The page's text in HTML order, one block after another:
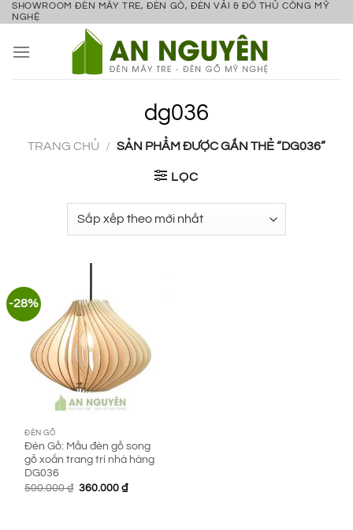
Bỏ
nội
SHOWROOM ĐÈN MÂY TRE, ĐÈN GỖ, ĐÈN VẢI & ĐỒ THỦ CÔNG MỸ
NGHỆ
dg036
TRANG CHỦ / SẢN PHẨM ĐƯỢC GẮN THẺ “DG036”
LỌC
-28%
ĐÈN GỖ
Đèn Gỗ: Mẫu đèn gỗ song
gỗ xoắn trang trí nhà hàng
DG036
500.000₫ Giá
360.000₫Giá